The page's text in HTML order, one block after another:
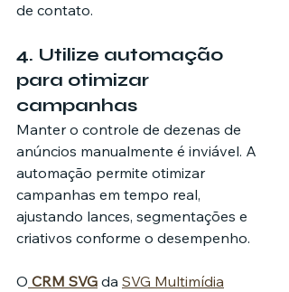
de contato.
4. Utilize automação
para otimizar
campanhas
Manter o controle de dezenas de
anúncios manualmente é inviável. A
automação permite otimizar
campanhas em tempo real,
ajustando lances, segmentações e
criativos conforme o desempenho.
O CRM SVG da SVG Multimídia